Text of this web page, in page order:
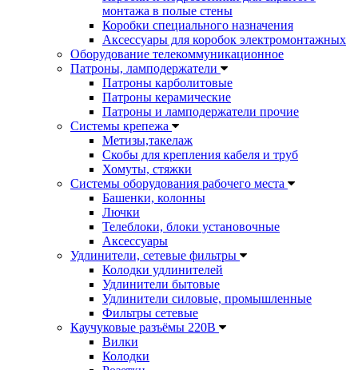
монтажа в полые стены
Коробки специального назначения
Аксессуары для коробок электромонтажных
Оборудование телекоммуникационное
Патроны, ламподержатели
Патроны карболитовые
Патроны керамические
Патроны и ламподержатели прочие
Системы крепежа
Метизы,такелаж
Скобы для крепления кабеля и труб
Хомуты, стяжки
Системы оборудования рабочего места
Башенки, колонны
Лючки
Телеблоки, блоки установочные
Аксессуары
Удлинители, сетевые фильтры
Колодки удлинителей
Удлинители бытовые
Удлинители силовые, промышленные
Фильтры сетевые
Каучуковые разъёмы 220В
Вилки
Колодки